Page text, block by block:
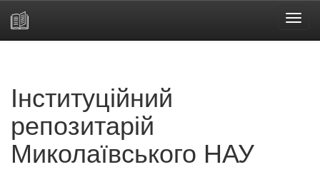
Інституційний
репозитарій
Миколаївського НАУ